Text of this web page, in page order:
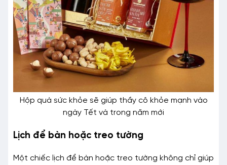
Hộp quà sức khỏe sẽ giúp thầy cô khỏe mạnh vào
ngày Tết và trong năm mới
Lịch để bàn hoặc treo tường
Một chiếc lịch để bàn hoặc treo tường không chỉ giúp